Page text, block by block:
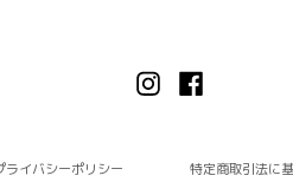
ライバシーポリシー 特定商取引法に